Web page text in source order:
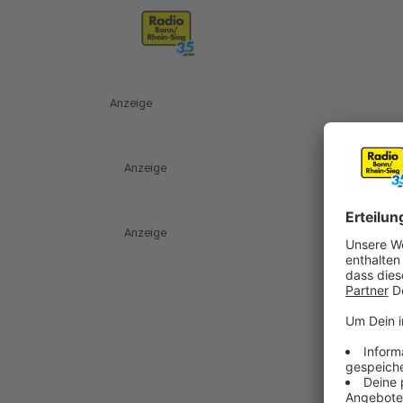
Anzeige
Anzeige
Anzeige